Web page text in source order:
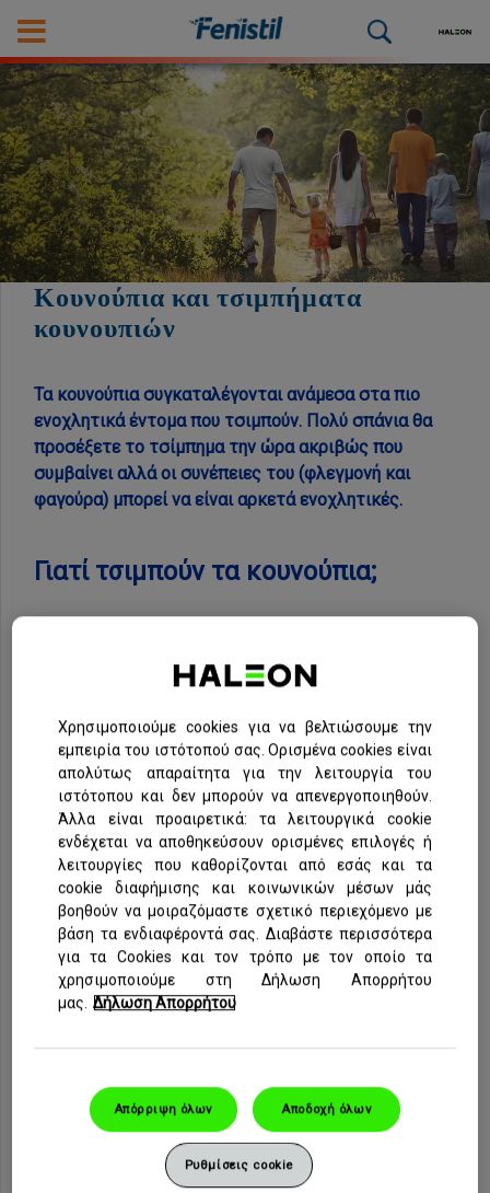
Κουνούπια και τσιμπήματα
κουνουπιών
Τα κουνούπια συγκαταλέγονται ανάμεσα στα πιο
ενοχλητικά έντομα που τσιμπούν. Πολύ σπάνια θα
προσέξετε το τσίμπημα την ώρα ακριβώς που
συμβαίνει αλλά οι συνέπειες του (φλεγμονή και
φαγούρα) μπορεί να είναι αρκετά ενοχλητικές.
Γιατί τσιμπούν τα κουνούπια;
τους. Όταν ένα κουνούπι τσιμπάει, χρησιμοποιεί ένα
ρύγχος που μοιάζει με σωλήνα για να τρυπήσει το δέρμα
και να ρουφήξει το αίμα. Παρότι το θύμα δεν χάνει πολύ
αίμα, το σάλιο του κουνουπιού μπορεί να προκαλέσει
ερεθισμό του δέρματος, που με τη σειρά του προκαλεί
δυσφορία και επιθυμία για ξύσιμο της περιοχής.
Γιατί τα κουνούπια έλκονται από τους ανθρώπους;
Βασικοί λόγοι που τα κουνούπια έλκονται από τους
ανθρώπους:
Διοξείδιο του άνθρακα:
Τα κουνούπια έλκονται από
το διοξείδιο του άνθρακα που εκπνέει ο άνθρωπος
και μπορούν να το ανιχνεύσουν από απόσταση έως
είναι ευαίσθητα στη θερμότητα και συνεπώς
έλκονται εκ φύσεως από άτομα με υψηλότερη
θερμοκρασία σώματος. Τα κουνούπια έλκονται
επίσης από συγκεκριμένες οσμές του σώματος και
από τον ιδρώτα.
Χρησιμοποιούμε cookies για να βελτιώσουμε την
εμπειρία του ιστότοπού σας. Ορισμένα cookies είναι
απολύτως απαραίτητα για την λειτουργία του
ιστότοπου και δεν μπορούν να απενεργοποιηθούν.
Άλλα είναι προαιρετικά: τα λειτουργικά cookie
ενδέχεται να αποθηκεύσουν ορισμένες επιλογές ή
λειτουργίες που καθορίζονται από εσάς και τα
cookie διαφήμισης και κοινωνικών μέσων μάς
βοηθούν να μοιραζόμαστε σχετικό περιεχόμενο με
βάση τα ενδιαφέροντά σας. Διαβάστε περισσότερα
για τα Cookies και τον τρόπο με τον οποίο τα
χρησιμοποιούμε στη Δήλωση Απορρήτου
μας. Δήλωση Απορρήτου
Απόρριψη όλων Αποδοχή όλων
Ρυθμίσεις cookie